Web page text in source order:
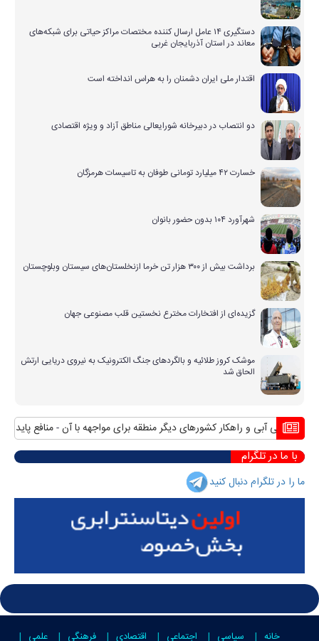
دستگیری ۱۴ عامل ارسال کننده مختصات مراکز حیاتی برای شبکه‌های
معاند در استان آذربایجان غربی
اقتدار ملی ایران دشمنان را به هراس انداخته است
دو انتصاب در دبیرخانه شورایعالی مناطق آزاد و ویژه اقتصادی
خسارت ۴۲ میلیارد تومانی طوفان به تاسیسات هرمزگان
شهرآورد ۱۰۴ بدون حضور بانوان
برداشت بیش از ۳۰۰ هزار تن خرما ازنخلستان‌های سیستان وبلوچستان
گزیده‌ای از افتخارات مخترع نخستین قلب مصنوعی جهان
موشک کروز طلائیه و بالگردهای جنگ الکترونیک به نیروی دریایی ارتش
الحاق شد
بی آبی و راهکار کشورهای دیگر منطقه برای مواجهه با آن منافع پایدار
با ما در تلگرام
ما را در تلگرام دنبال کنید
خانه سیاسی اجتماعی اقتصادی فرهنگی علمی